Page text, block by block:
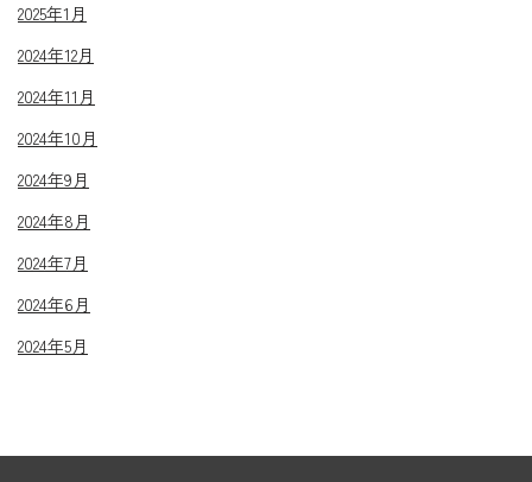
2025年1月
2024年12月
2024年11月
2024年10月
2024年9月
2024年8月
2024年7月
2024年6月
2024年5月